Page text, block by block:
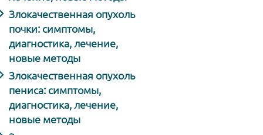
Злокачественная опухоль
почки: симптомы,
диагностика, лечение,
новые методы
Злокачественная опухоль
пениса: симптомы,
диагностика, лечение,
новые методы